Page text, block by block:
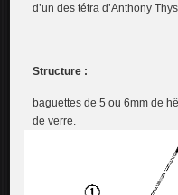
d’un des tétra d’Anthony
Structure :
baguettes de 5 ou 6mm de
de verre.